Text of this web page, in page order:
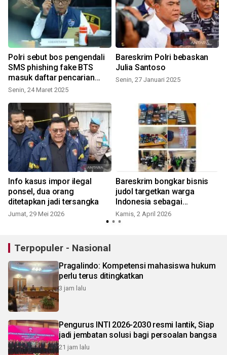
Polri sebut bos pengendali
SMS phishing fake BTS
masuk daftar pencarian
orang
Senin, 24 Maret 2025
Bareskrim Polri bebaskan
Julia Santoso
Senin, 27 Januari 2025
Info kasus impor ilegal
ponsel, dua orang
ditetapkan jadi tersangka
Jumat, 29 Mei 2026
Bareskrim bongkar bisnis
judol targetkan warga
Indonesia sebagai
pengguna
Kamis, 2 April 2026
Terpopuler - Nasional
Pragalindo: Kompetensi mahasiswa hukum
perlu terus ditingkatkan
3 jam lalu
Pengurus INTI 2026-2030 resmi lantik, Siap
jadi jembatan solusi bagi persoalan bangsa
21 jam lalu